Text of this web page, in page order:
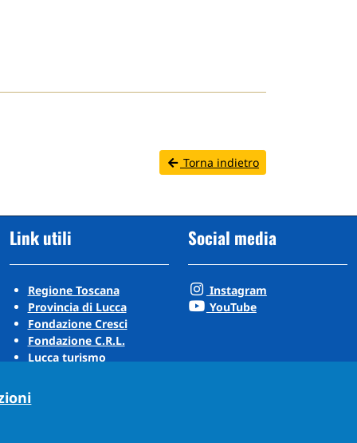
Torna indietro
Link utili
Regione Toscana
Provincia di Lucca
Fondazione Cresci
Fondazione C.R.L.
Lucca turismo
Puccini Lands
Social media
Instagram
YouTube